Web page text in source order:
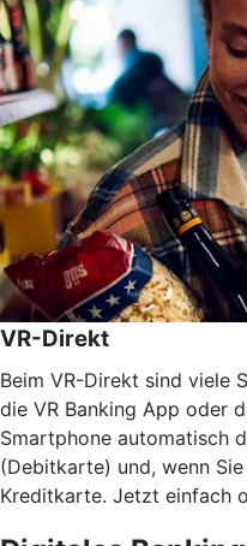
VR-Direkt
Beim VR-Direkt sind viele
die VR Banking App oder
Smartphone automatisch
(Debitkarte) und, wenn
Kreditkarte. Jetzt einfach